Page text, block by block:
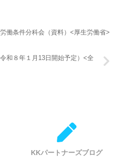
働条件分科会（資料）<厚生労働省>
和８年１月13日開始予定）<全
KKパートナーズブログ